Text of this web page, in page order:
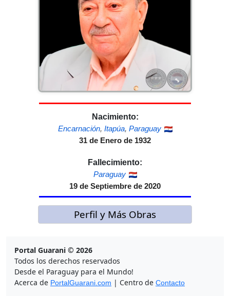
Nacimiento:
Encarnación, Itapúa, Paraguay
31 de Enero de 1932
Fallecimiento:
Paraguay
19 de Septiembre de 2020
Perfil y Más Obras
Portal Guarani © 2026
Todos los derechos reservados
Desde el Paraguay para el Mundo!
Acerca de PortalGuarani.com | Centro de Contacto